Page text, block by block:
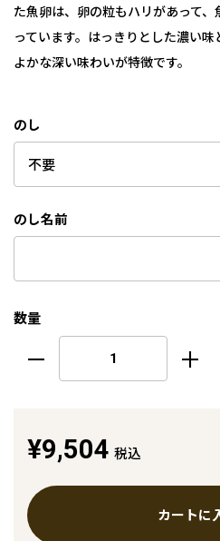
た魚卵は、卵の粒もハリがあって
っています。はっきりとした濃い
よかな深い味わいが特徴です。
のし
のし名前
数量
¥9,504 税込
カートに